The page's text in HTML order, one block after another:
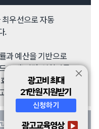
광고비 최대
21만원 지원받기
신청하기
광고교육영상
우선으로 자동
.
과 예산을 기반으로
, 노출지면, 입찰가를
율적이고 안정적인 매출
유형입니다.
의 다른 점은